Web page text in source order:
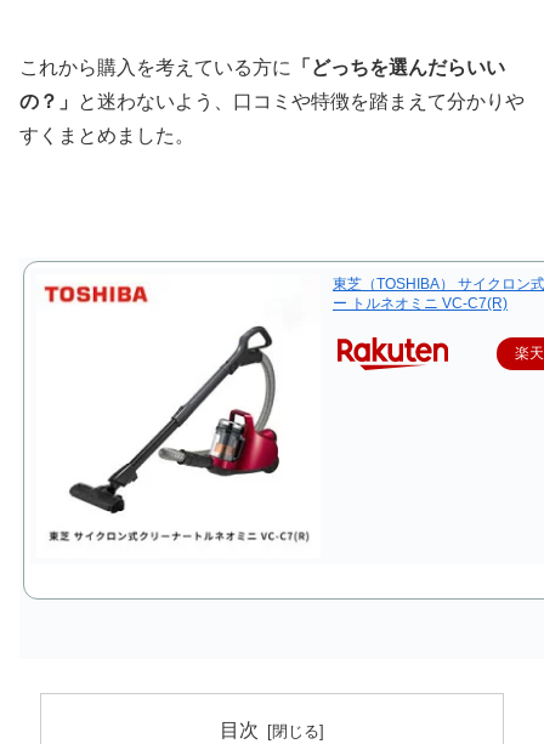
これから購入を考えている方に
「どっちを選んだらいい
の？」
と迷わないよう、口コミや特徴を踏まえて分かりや
すくまとめました。
東芝（TOSHIBA） サイクロン
ー トルネオミニ VC-C7(R)
楽
目次